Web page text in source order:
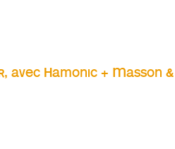
avec Hamonic + Masson